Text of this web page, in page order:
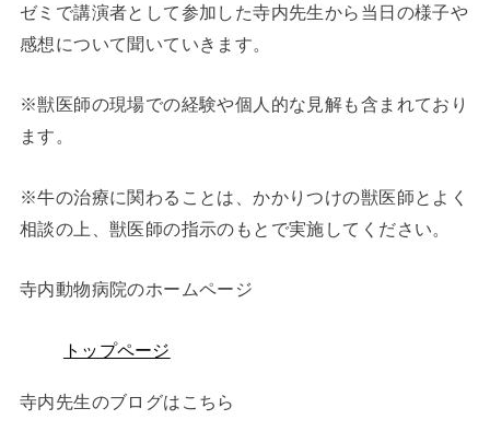
ゼミで講演者として参加した寺内先生から当日の様子や
感想について聞いていきます。
※獣医師の現場での経験や個人的な見解も含まれており
ます。
※牛の治療に関わることは、かかりつけの獣医師とよく
相談の上、獣医師の指示のもとで実施してください。
寺内動物病院のホームページ
トップページ
寺内先生のブログはこちら